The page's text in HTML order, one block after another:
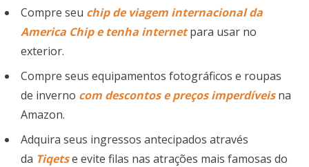
Compre seu chip de viagem internacionalda
America Chip e tenha internetpara usar no
exterior.
Compre seus equipamentos fotográficos e roupas
de inverno com descontos e preços imperdíveisna
Amazon.
Adquira seus ingressos antecipados através
da Tiqetse evite filas nas atrações mais famosas do